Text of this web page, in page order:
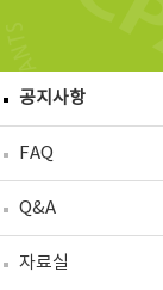
공지사항
FAQ
Q&A
자료실